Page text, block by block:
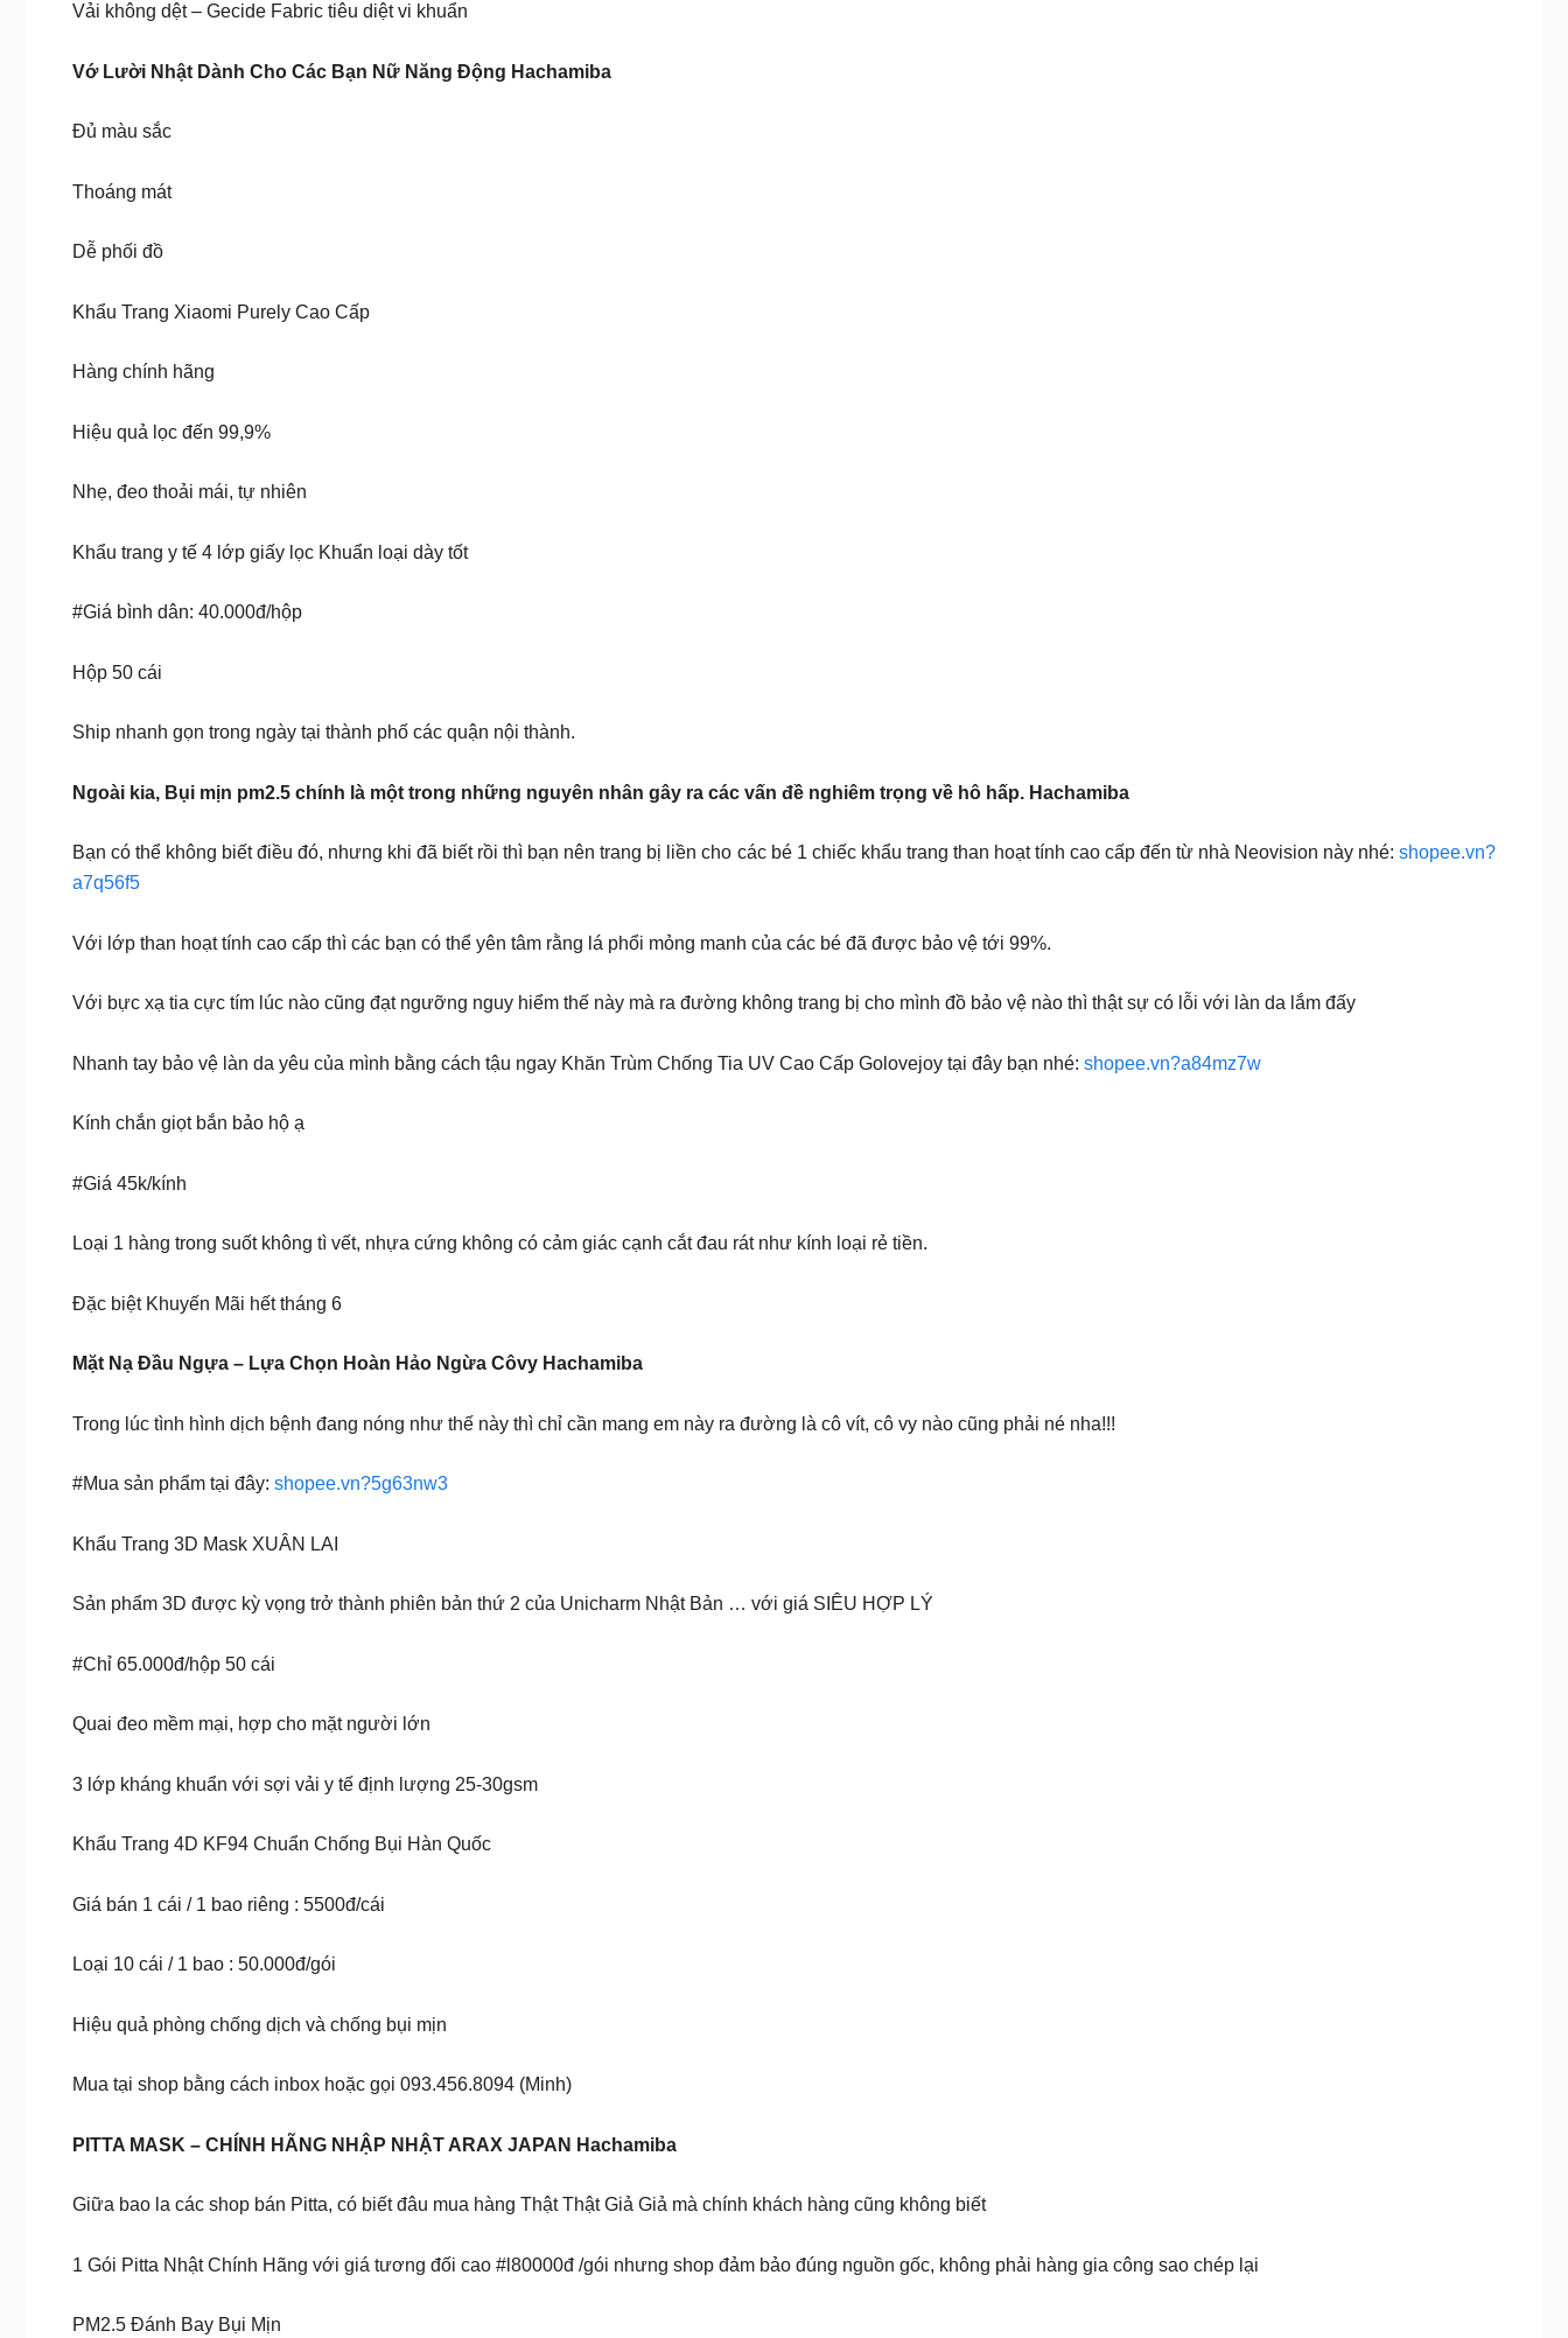
Vải không dệt – Gecide Fabric tiêu diệt vi khuẩn
Vớ Lười Nhật Dành Cho Các Bạn Nữ Năng Động Hachamiba
Đủ màu sắc
Thoáng mát
Dễ phối đồ
Khẩu Trang Xiaomi Purely Cao Cấp
Hàng chính hãng
Hiệu quả lọc đến 99,9%
Nhẹ, đeo thoải mái, tự nhiên
Khẩu trang y tế 4 lớp giấy lọc Khuẩn loại dày tốt
#Giá bình dân: 40.000đ/hộp
Hộp 50 cái
Ship nhanh gọn trong ngày tại thành phố các quận nội thành.
Ngoài kia, Bụi mịn pm2.5 chính là một trong những nguyên nhân gây ra các vấn đề nghiêm trọng về hô hấp. Hachamiba
Bạn có thể không biết điều đó, nhưng khi đã biết rồi thì bạn nên trang bị liền cho các bé 1 chiếc khẩu trang than hoạt tính cao cấp đến từ nhà Neovision này nhé: shopee.vn?
a7q56f5
Với lớp than hoạt tính cao cấp thì các bạn có thể yên tâm rằng lá phổi mỏng manh của các bé đã được bảo vệ tới 99%.
Với bực xạ tia cực tím lúc nào cũng đạt ngưỡng nguy hiểm thế này mà ra đường không trang bị cho mình đồ bảo vệ nào thì thật sự có lỗi với làn da lắm đấy
Nhanh tay bảo vệ làn da yêu của mình bằng cách tậu ngay Khăn Trùm Chống Tia UV Cao Cấp Golovejoy tại đây bạn nhé: shopee.vn?a84mz7w
Kính chắn giọt bắn bảo hộ ạ
#Giá 45k/kính
Loại 1 hàng trong suốt không tì vết, nhựa cứng không có cảm giác cạnh cắt đau rát như kính loại rẻ tiền.
Đặc biệt Khuyến Mãi hết tháng 6
Mặt Nạ Đầu Ngựa – Lựa Chọn Hoàn Hảo Ngừa Côvy Hachamiba
Trong lúc tình hình dịch bệnh đang nóng như thế này thì chỉ cần mang em này ra đường là cô vít, cô vy nào cũng phải né nha!!!
#Mua sản phẩm tại đây: shopee.vn?5g63nw3
Khẩu Trang 3D Mask XUÂN LAI
Sản phẩm 3D được kỳ vọng trở thành phiên bản thứ 2 của Unicharm Nhật Bản … với giá SIÊU HỢP LÝ
#Chỉ 65.000đ/hộp 50 cái
Quai đeo mềm mại, hợp cho mặt người lớn
3 lớp kháng khuẩn với sợi vải y tế định lượng 25-30gsm
Khẩu Trang 4D KF94 Chuẩn Chống Bụi Hàn Quốc
Giá bán 1 cái / 1 bao riêng : 5500đ/cái
Loại 10 cái / 1 bao : 50.000đ/gói
Hiệu quả phòng chống dịch và chống bụi mịn
Mua tại shop bằng cách inbox hoặc gọi 093.456.8094 (Minh)
PITTA MASK – CHÍNH HÃNG NHẬP NHẬT ARAX JAPAN Hachamiba
Giữa bao la các shop bán Pitta, có biết đâu mua hàng Thật Thật Giả Giả mà chính khách hàng cũng không biết
1 Gói Pitta Nhật Chính Hãng với giá tương đối cao #l80000đ /gói nhưng shop đảm bảo đúng nguồn gốc, không phải hàng gia công sao chép lại
PM2.5 Đánh Bay Bụi Mịn